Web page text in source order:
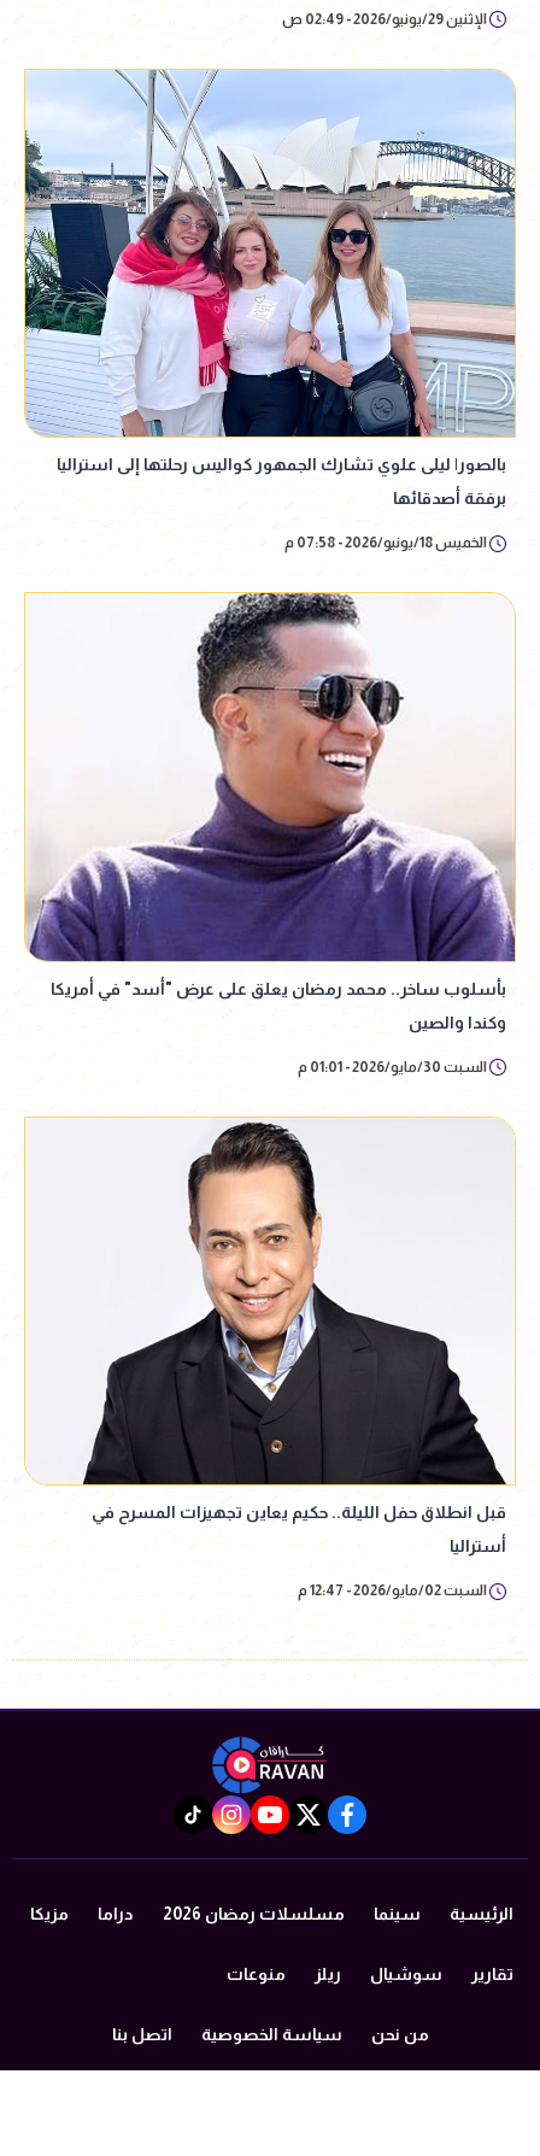
الإثنين 29/يونيو/2026 - 02:49 ص
بالصور| ليلى علوي تشارك الجمهور كواليس رحلتها إلى استراليا
برفقة أصدقائها
الخميس 18/يونيو/2026 - 07:58 م
بأسلوب ساخر.. محمد رمضان يعلق على عرض "أسد" في أمريكا
وكندا والصين
السبت 30/مايو/2026 - 01:01 م
قبل انطلاق حفل الليلة.. حكيم يعاين تجهيزات المسرح في
أستراليا
السبت 02/مايو/2026 - 12:47 م
facebook
twitter
youtube
instagram
tiktok
الرئيسية سينما مسلسلات رمضان 2026 دراما مزيكا
تقارير سوشيال ريلز منوعات
من نحن سياسة الخصوصية اتصل بنا